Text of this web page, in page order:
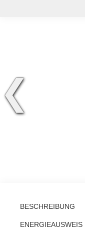
❮
BESCHREIBUNG
ENERGIEAUSWEIS